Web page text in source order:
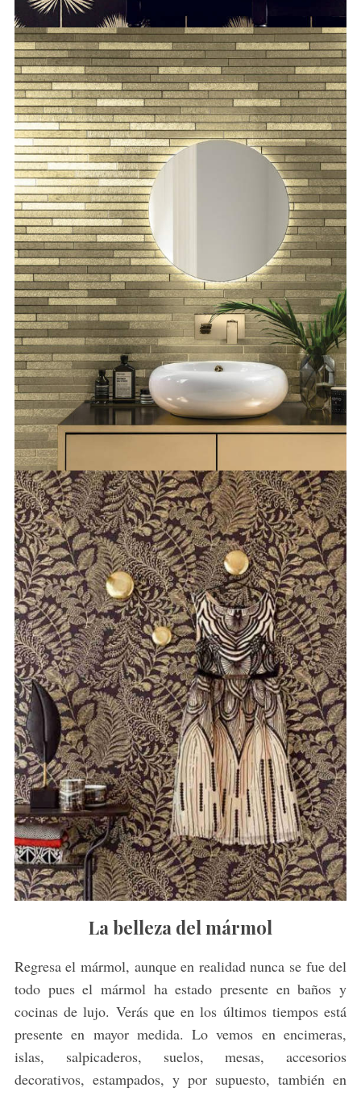
La belleza del mármol
Regresa el mármol, aunque en realidad nunca se fue del
todo pues el mármol ha estado presente en baños y
cocinas de lujo. Verás que en los últimos tiempos está
presente en mayor medida. Lo vemos en encimeras,
islas, salpicaderos, suelos, mesas, accesorios
decorativos, estampados, y por supuesto, también en